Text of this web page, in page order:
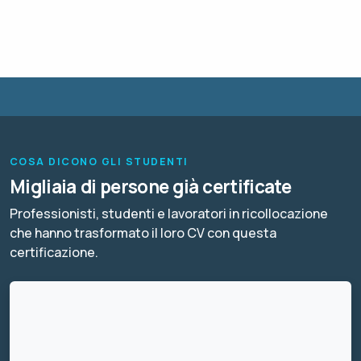
COSA DICONO GLI STUDENTI
Migliaia di persone già certificate
Professionisti, studenti e lavoratori in ricollocazione
che hanno trasformato il loro CV con questa
certificazione.